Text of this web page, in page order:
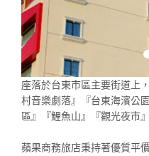
座落於台東市區主要街道上
村音樂劇落』『台東海濱公
區』『鯉魚山』『觀光夜市
蘋果商務旅店秉持著優質平